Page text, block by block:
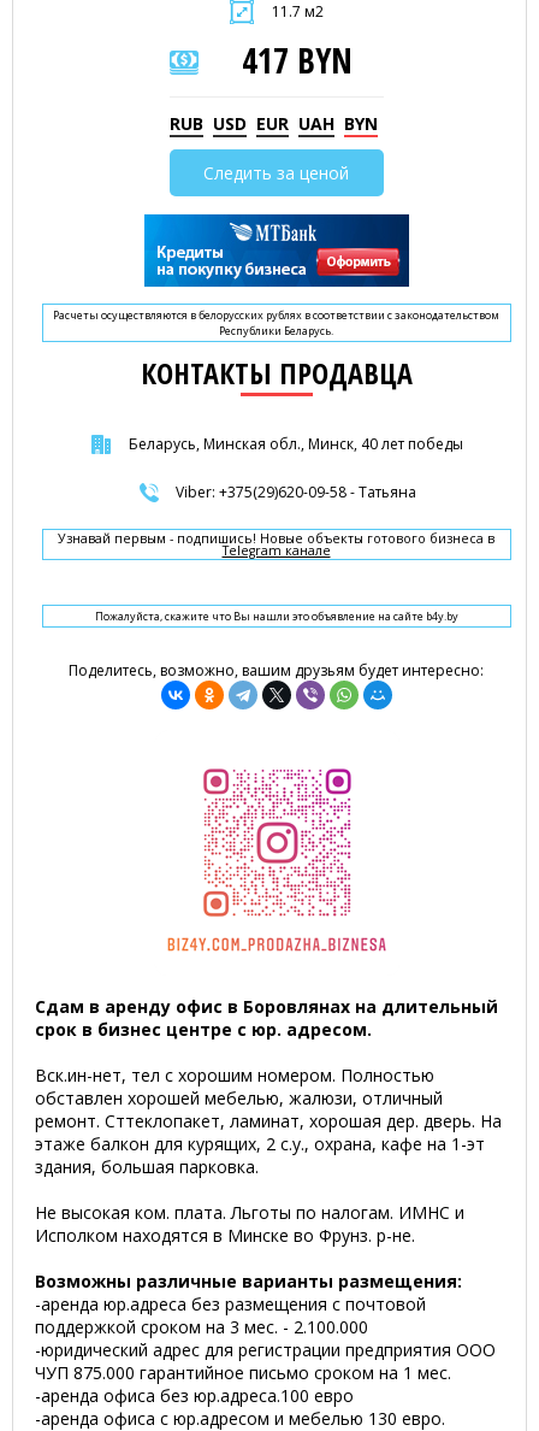
11.7 м2
417 BYN
RUB USD EUR UAH BYN
Следить за ценой
Расчеты осуществляются в белорусских рублях в соответствии с законодательством
Республики Беларусь.
КОНТАКТЫ ПРОДАВЦА
Беларусь, Минская обл., Минск, 40 лет победы
Viber: +375(29)620-09-58 - Татьяна
Узнавай первым - подпишись! Новые объекты готового бизнеса в
Telegram канале
Пожалуйста, скажите что Вы нашли это объявление на сайте b4y.by
Поделитесь, возможно, вашим друзьям будет интересно:
Сдам в аренду офис в Боровлянах на длительный
срок в бизнес центре с юр. адресом.
Вск.ин-нет, тел с хорошим номером. Полностью
обставлен хорошей мебелью, жалюзи, отличный
ремонт. Сттеклопакет, ламинат, хорошая дер. дверь. На
этаже балкон для курящих, 2 с.у., охрана, кафе на 1-эт
здания, большая парковка.
Не высокая ком. плата. Льготы по налогам. ИМНС и
Исполком находятся в Минске во Фрунз. р-не.
Возможны различные варианты размещения:
-аренда юр.адреса без размещения с почтовой
поддержкой сроком на 3 мес. - 2.100.000
-юридический адрес для регистрации предприятия ООО
ЧУП 875.000 гарантийное письмо сроком на 1 мес.
-аренда офиса без юр.адреса.100 евро
-аренда офиса с юр.адресом и мебелью 130 евро.